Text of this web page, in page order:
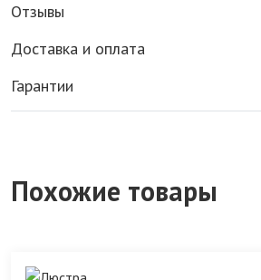
Отзывы
Доставка и оплата
Гарантии
Похожие товары